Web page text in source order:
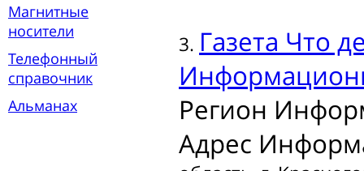
Магнитные
носители
Телефонный
справочник
Альманах
3. Газета Что
Регион
Адрес